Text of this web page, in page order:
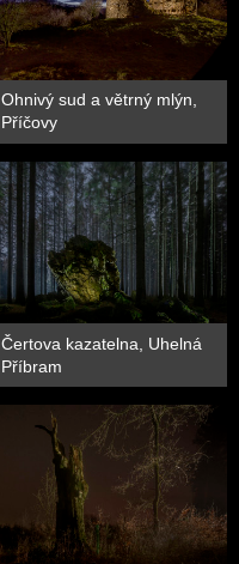
Ohnivý sud a větrný mlýn,
Příčovy
Čertova kazatelna, Uhelná
Příbram